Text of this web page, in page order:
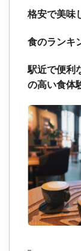
格安で美味
食のランキ
駅近で便利
の高い食体